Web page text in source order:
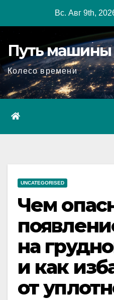
Вс. Авг 9th,
Путь машины
Колесо времени
UNCATEGORISED
Чем
на
и как
от